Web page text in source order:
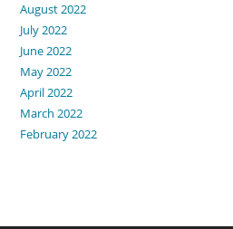
August 2022
July 2022
June 2022
May 2022
April 2022
March 2022
February 2022